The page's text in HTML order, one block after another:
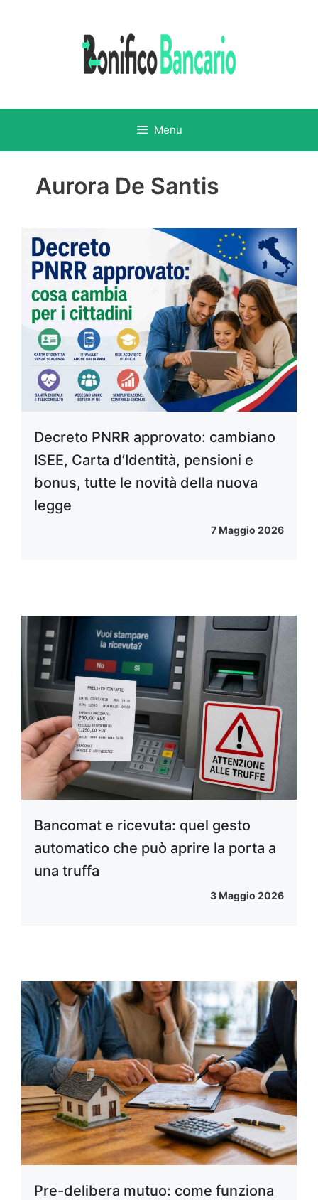
Menu
Aurora De Santis
Decreto PNRR approvato: cambiano
ISEE, Carta d’Identità, pensioni e
bonus, tutte le novità della nuova
legge
7 Maggio 2026
Bancomat e ricevuta: quel gesto
automatico che può aprire la porta a
una truffa
3 Maggio 2026
Pre-delibera mutuo: come funziona